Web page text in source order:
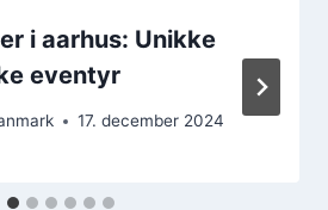
i aarhus: Unikke
eventyr
17. december 2024